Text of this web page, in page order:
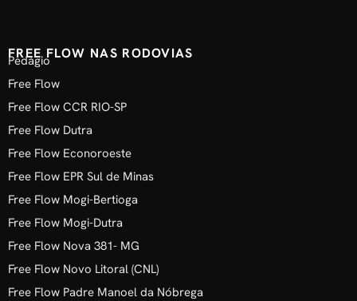
FREE FLOW NAS RODOVIAS
Pedágio
Free Flow
Free Flow CCR RIO-SP
Free Flow Dutra
Free Flow Econoroeste
Free Flow EPR Sul de Minas
Free Flow Mogi-Bertioga
Free Flow Mogi-Dutra
Free Flow Nova 381- MG
Free Flow Novo Litoral (CNL)
Free Flow Padre Manoel da Nóbrega